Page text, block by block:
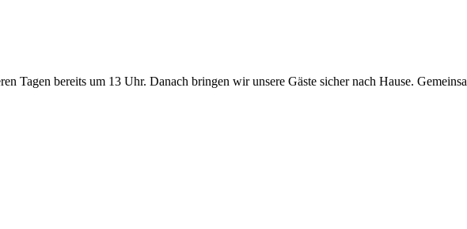
Tagen bereits um 13 Uhr. Danach bringen wir unsere Gäste sicher nach Hause.